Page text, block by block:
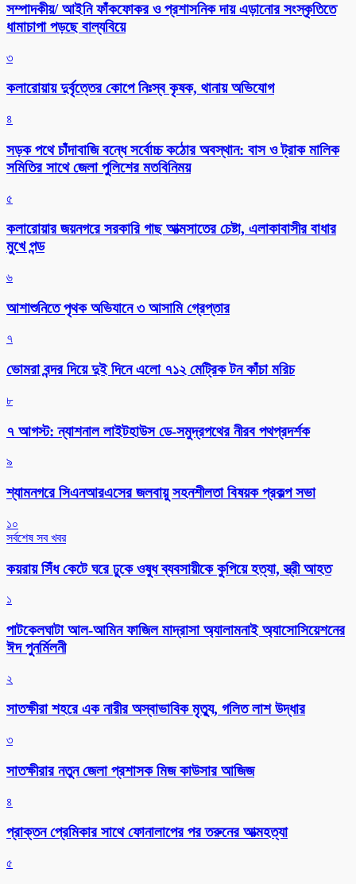
সম্পাদকীয়/ আইনি ফাঁকফোকর ও প্রশাসনিক দায় এড়ানোর সংস্কৃতিতে
ধামাচাপা পড়ছে বাল্যবিয়ে
৩
কলারোয়ায় দুর্বৃত্তের কোপে নিঃস্ব কৃষক, থানায় অভিযোগ
৪
সড়ক পথে চাঁদাবাজি বন্ধে সর্বোচ্চ কঠোর অবস্থান: বাস ও ট্রাক মালিক
সমিতির সাথে জেলা পুলিশের মতবিনিময়
৫
কলারোয়ার জয়নগরে সরকারি গাছ আত্মসাতের চেষ্টা, এলাকাবাসীর বাধার
মুখে পন্ড
৬
আশাশুনিতে পৃথক অভিযানে ৩ আসামি গ্রেপ্তার
৭
ভোমরা বন্দর দিয়ে দুই দিনে এলো ৭১২ মেট্রিক টন কাঁচা মরিচ
৮
৭ আগস্ট: ন্যাশনাল লাইটহাউস ডে-সমুদ্রপথের নীরব পথপ্রদর্শক
৯
শ্যামনগরে সিএনআরএসের জলবায়ু সহনশীলতা বিষয়ক প্রকল্প সভা
১০
সর্বশেষ সব খবর
কয়রায় সিঁধ কেটে ঘরে ঢুকে ওষুধ ব্যবসায়ীকে কুপিয়ে হত্যা, স্ত্রী আহত
১
পাটকেলঘাটা আল-আমিন ফাজিল মাদ্রাসা অ্যালামনাই অ্যাসোসিয়েশনের
ঈদ পুনর্মিলনী
২
সাতক্ষীরা শহরে এক নারীর অস্বাভাবিক মৃত্যু, গলিত লাশ উদ্ধার
৩
সাতক্ষীরার নতুন জেলা প্রশাসক মিজ কাউসার আজিজ
৪
প্রাক্তন প্রেমিকার সাথে ফোনালাপের পর তরুনের আত্মহত্যা
৫